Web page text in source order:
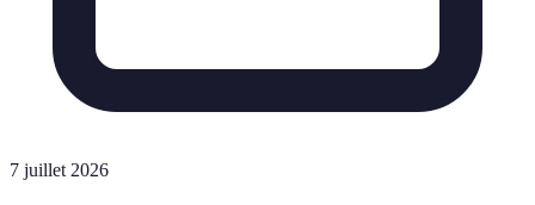
7 juillet 2026